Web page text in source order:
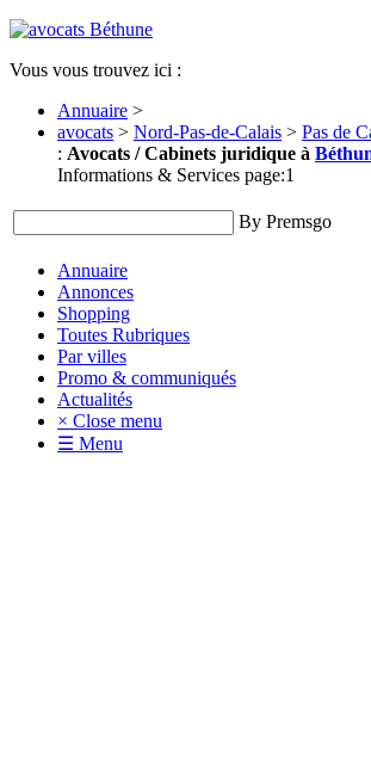
Vous vous trouvez ici :
Annuaire >
avocats > Nord-Pas-de-Calais > Pas de
: Avocats / Cabinets juridique à
Informations & Services page:1
By Premsgo
Annuaire
Annonces
Shopping
Toutes Rubriques
Par villes
Promo & communiqués
Actualités
× Close menu
☰ Menu